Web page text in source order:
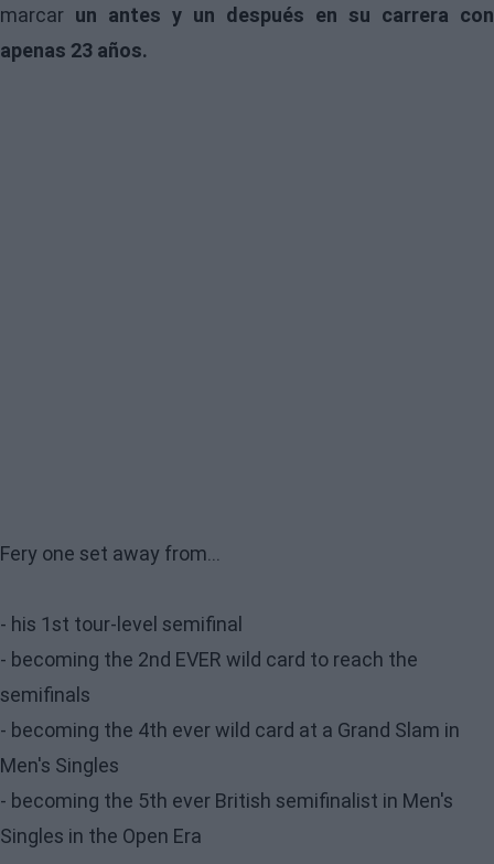
marcar un antes y un después en su carrera con
apenas 23 años.
Fery one set away from...
- his 1st tour-level semifinal
- becoming the 2nd EVER wild card to reach the
semifinals
- becoming the 4th ever wild card at a Grand Slam in
Men's Singles
- becoming the 5th ever British semifinalist in Men's
Singles in the Open Era